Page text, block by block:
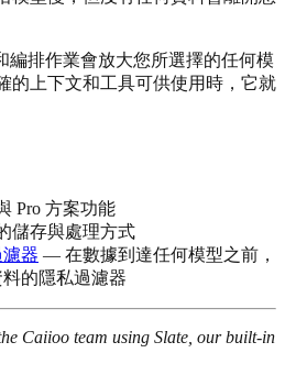
編排作業會放大您所選擇的任何模
的上下文和工具可供使用時，它就
Pro 方案功能
儲存與處理方式
器 — 在數據到達任何模型之前，
的隱私過濾器
Caiioo team using Slate, our built-in